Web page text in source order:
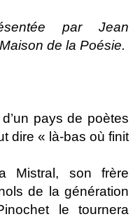
par Jean
de la Poésie.
pays de poètes
dire « là-bas où finit
Mistral, son frère
de la génération
le tournera